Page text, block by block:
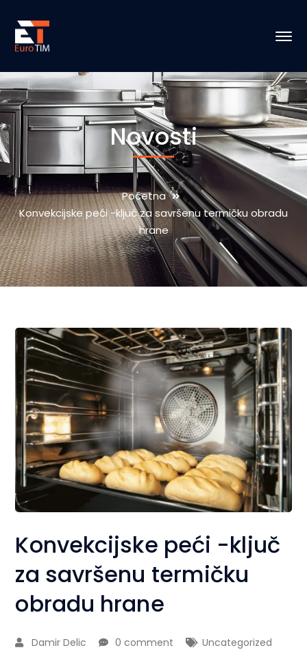
Novosti
Početna
Konvekcijske peći -ključ za savršenu termičku obradu
hrane
Konvekcijske peći -ključ
za savršenu termičku
obradu hrane
Damir Delic 0 comment Uncategorized